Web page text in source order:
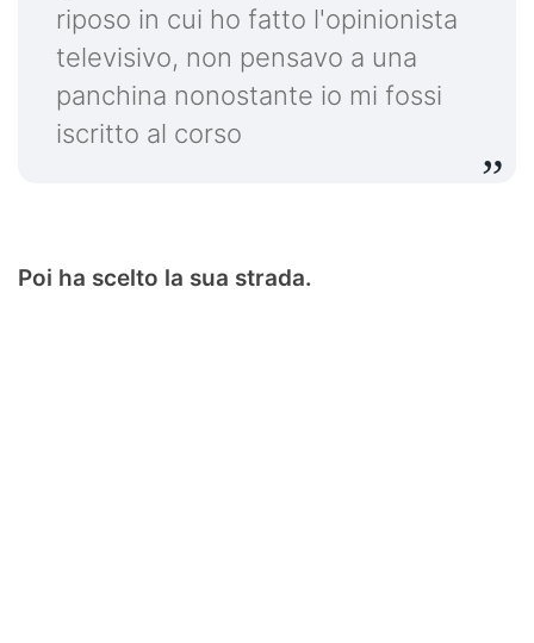
riposo in cui ho fatto l'opinionista
televisivo, non pensavo a una
panchina nonostante io mi fossi
iscritto al corso
Poi ha scelto la sua strada.